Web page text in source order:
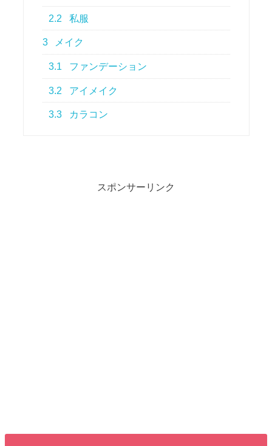
2.2 私服
3 メイク
3.1 ファンデーション
3.2 アイメイク
3.3 カラコン
スポンサーリンク